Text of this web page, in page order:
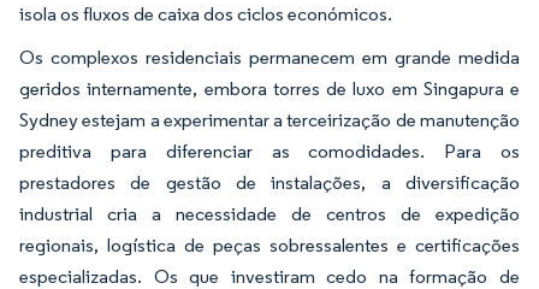
isola os fluxos de caixa dos ciclos económicos.
Os complexos residenciais permanecem em grande medida
geridos internamente, embora torres de luxo em Singapura e
Sydney estejam a experimentar a terceirização de manutenção
preditiva para diferenciar as comodidades. Para os
prestadores de gestão de instalações, a diversificação
industrial cria a necessidade de centros de expedição
regionais, logística de peças sobressalentes e certificações
especializadas. Os que investiram cedo na formação de